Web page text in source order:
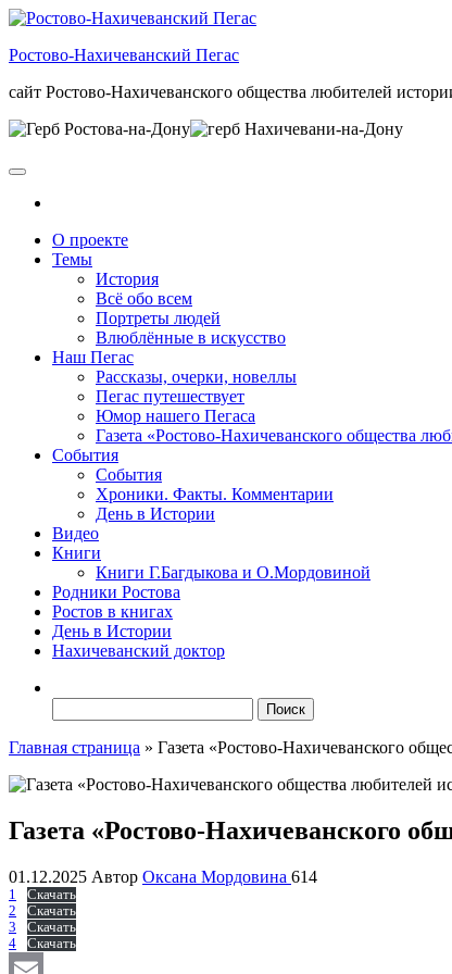
Skip
the
Ростово-Нахичеванский Пегас
сайт Ростово-Нахичеванского общества любителей
О проекте
Темы
История
Всё обо всем
Портреты людей
Влюблённые в искусство
Наш Пегас
Рассказы, очерки, новеллы
Пегас путешествует
Юмор нашего Пегаса
Газета «Ростово-Нахичеванского общества
События
События
Хроники. Факты. Комментарии
День в Истории
Видео
Книги
Книги Г.Багдыкова и О.Мордовиной
Родники Ростова
Ростов в книгах
День в Истории
Нахичеванский доктор
Главная страница » Газета «Ростово-Нахичеванского
Газета «Ростово-Нахичеванского
01.12.2025 Автор Оксана Мордовина 614
1
Скачать
2
Скачать
3
Скачать
4
Скачать